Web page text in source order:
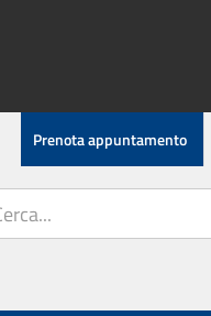
Prenota appuntamento